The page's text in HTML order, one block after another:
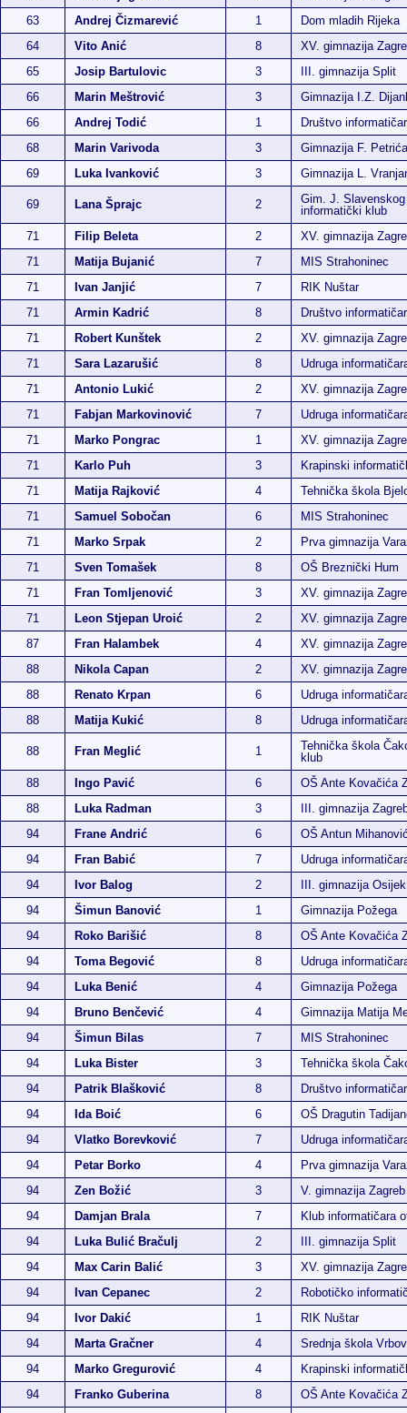
63
Andrej Čizmarević 1
Dom mladih Rijeka
64
Vito Anić 8
XV. gimnazija
65
Josip Bartulovic 3
III. gimnazija Split
66
Marin Meštrović 3
Gimnazija I.Z.
66
Andrej Todić 1
Društvo
68
Marin Varivoda 3
Gimnazija F.
69
Luka Ivanković 3 Gimnazija L.
69 Lana Šprajc 2
Gim. J.
informatički klub
71
Filip Beleta 2
XV. gimnazija
71
Matija Bujanić 7
MIS Strahoninec
71
Ivan Janjić 7
RIK Nuštar
71
Armin Kadrić 8
Društvo
71
Robert Kunštek 2
XV. gimnazija
71
Sara Lazarušić 8
Udruga
71
Antonio Lukić 2
XV. gimnazija
71
Fabjan Markovinović 7
Udruga
71
Marko Pongrac 1
XV. gimnazija
71
Karlo Puh 3
Krapinski
71
Matija Rajković 4
Tehnička škola
71
Samuel Sobočan 6
MIS Strahoninec
71
Marko Srpak 2
Prva gimnazija
71
Sven Tomašek 8
OŠ Breznički Hum
71
Fran Tomljenović 3
XV. gimnazija
71
Leon Stjepan Uroić 2
XV. gimnazija
87
Fran Halambek 4
XV. gimnazija
88
Nikola Capan 2
XV. gimnazija
88
Renato Krpan 6
Udruga
88
Matija Kukić 8 Udruga
88 Fran Meglić 1
Tehnička škola
klub
88
Ingo Pavić 6
OŠ Ante Kovačića
88
Luka Radman 3
III. gimnazija
94
Frane Andrić 6
OŠ Antun
94
Fran Babić 7
Udruga
94
Ivor Balog 2
III. gimnazija Osijek
94
Šimun Banović 1
Gimnazija Požega
94
Roko Barišić 8
OŠ Ante Kovačića
94
Toma Begović 8
Udruga
94
Luka Benić 4
Gimnazija Požega
94
Bruno Benčević 4
Gimnazija Matija
94
Šimun Bilas 7
MIS Strahoninec
94
Luka Bister 3
Tehnička škola
94
Patrik Blašković 8
Društvo
94
Ida Boić 6
OŠ Dragutin
94
Vlatko Borevković 7
Udruga
94
Petar Borko 4
Prva gimnazija
94
Zen Božić 3
V. gimnazija Zagreb
94
Damjan Brala 7
Klub informatičara
94
Luka Bulić Bračulj 2
III. gimnazija Split
94
Max Carin Balić 3
XV. gimnazija
94
Ivan Cepanec 2
Robotičko
94
Ivor Dakić 1
RIK Nuštar
94
Marta Gračner 4
Srednja škola
94
Marko Gregurović 4
Krapinski
94
Franko Guberina 8 OŠ Ante Kovačića